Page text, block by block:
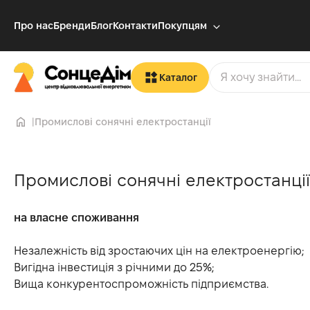
Про насБрендиБлогКонтактиПокупцям
Каталог
Промислові сонячні електростанції
Промислові сонячні електростанції
на власне споживання
Незалежність від зростаючих цін на електроенергію;
Вигідна інвестиція з річними до 25%;
Вища конкурентоспроможність підприємства.